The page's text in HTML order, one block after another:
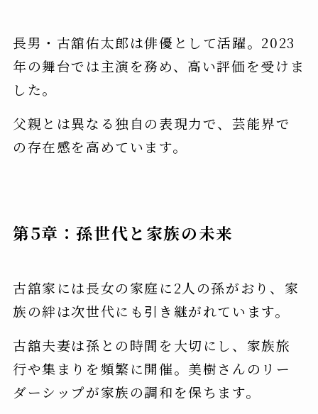
長男・古舘佑太郎は俳優として活躍。2023
年の舞台では主演を務め、高い評価を受けま
した。
父親とは異なる独自の表現力で、芸能界で
の存在感を高めています。
第5章：孫世代と家族の未来
古舘家には長女の家庭に2人の孫がおり、家
族の絆は次世代にも引き継がれています。
古舘夫妻は孫との時間を大切にし、家族旅
行や集まりを頻繁に開催。美樹さんのリー
ダーシップが家族の調和を保ちます。